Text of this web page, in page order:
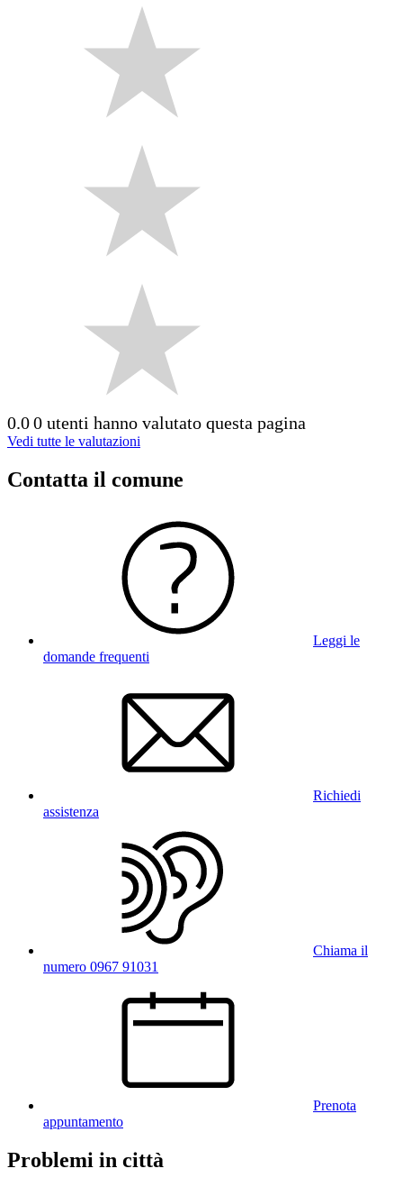
0.00 utenti hanno valutato questa pagina
Vedi tutte le valutazioni
Contatta il comune
Leggi le
domande frequenti
Richiedi
assistenza
Chiama il
numero 0967 91031
Prenota
appuntamento
Problemi in città